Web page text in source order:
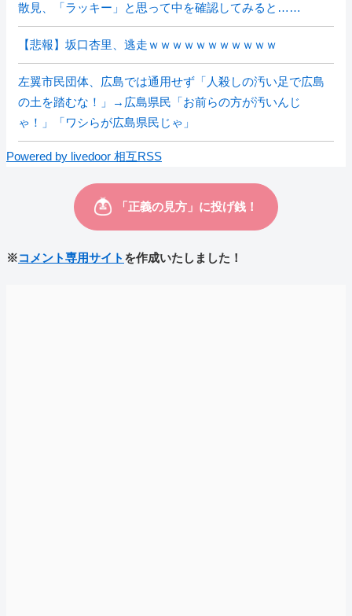
散見、「ラッキー」と思って中を確認してみると……
【悲報】坂口杏里、逃走ｗｗｗｗｗｗｗｗｗｗｗ
左翼市民団体、広島では通用せず「人殺しの汚い足で広島
の土を踏むな！」→広島県民「お前らの方が汚いんじ
ゃ！」「ワシらが広島県民じゃ」
Powered by livedoor 相互RSS
※コメント専用サイト を作成いたしました！